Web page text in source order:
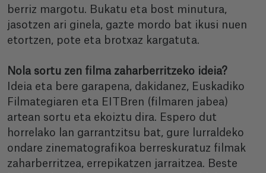
berriz margotu. Bukatu eta bost minutura,
jasotzen ari ginela, gazte mordo bat ikusi nuen
etortzen, pote eta brotxaz kargatuta.
Nola sortu zen filma zaharberritzeko ideia?
Ideia eta bere garapena, dakidanez, Euskadiko
Filmategiaren eta EITBren (filmaren jabea)
artean sortu eta ekoiztu dira. Espero dut
horrelako lan garrantzitsu bat, gure lurraldeko
ondare zinematografikoa berreskuratuz filmak
zaharberritzea, errepikatzen jarraitzea. Beste